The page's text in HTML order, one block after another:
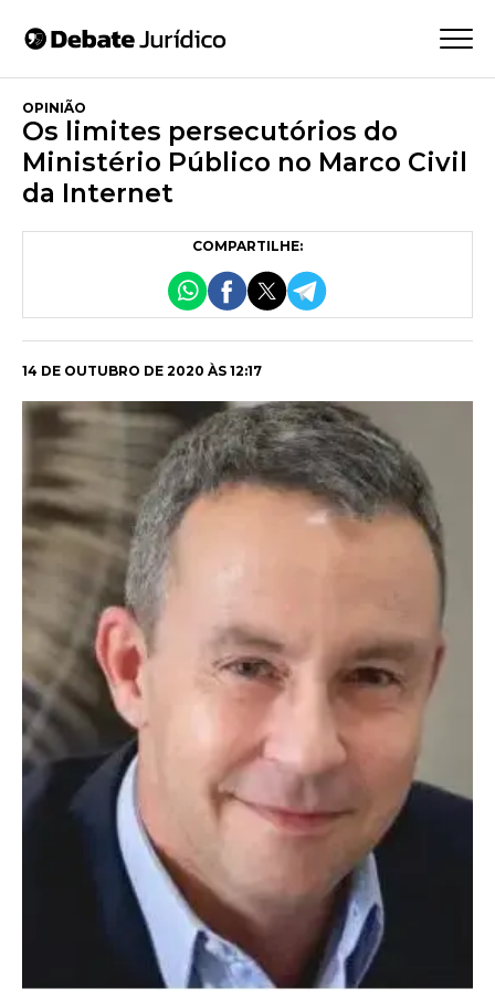
OPINIÃO
Os limites persecutórios do
Ministério Público no Marco Civil
da Internet
COMPARTILHE:
14 DE OUTUBRO DE 2020 ÀS 12:17